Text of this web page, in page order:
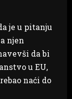
je u pitanju
njen
da bi
u EU,
naći do